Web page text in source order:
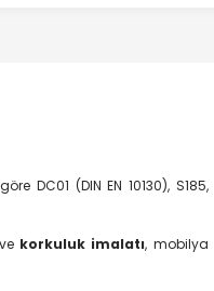
DC01 (DIN EN 10130), S185,
korkuluk imalatı, mobilya